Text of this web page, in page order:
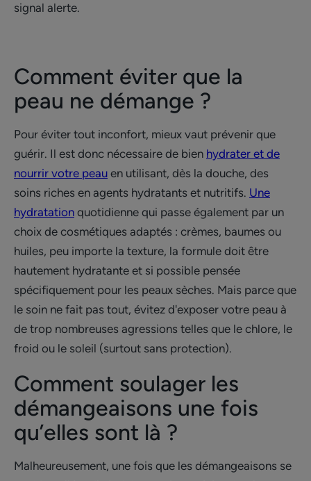
signal alerte.
Comment éviter que la
peau ne démange ?
Pour éviter tout inconfort, mieux vaut prévenir que
guérir. Il est donc nécessaire de bien hydrater et de
nourrir votre peau en utilisant, dès la douche, des
soins riches en agents hydratants et nutritifs. Une
hydratation quotidienne qui passe également par un
choix de cosmétiques adaptés : crèmes, baumes ou
huiles, peu importe la texture, la formule doit être
hautement hydratante et si possible pensée
spécifiquement pour les peaux sèches. Mais parce que
le soin ne fait pas tout, évitez d'exposer votre peau à
de trop nombreuses agressions telles que le chlore, le
froid ou le soleil (surtout sans protection).
Comment soulager les
démangeaisons une fois
qu’elles sont là ?
Malheureusement, une fois que les démangeaisons se